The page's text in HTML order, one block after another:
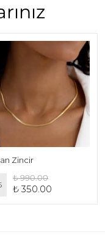
Zincir
₺ 990.00
₺ 350.00